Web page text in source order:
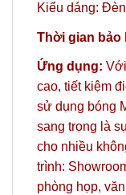
Kiểu dáng:
Thời gian bảo
Ứng dụng:
cao, tiết kiệm
sử dụng bóng
sang trọng là
cho nhiều
trình:
phòng họp,